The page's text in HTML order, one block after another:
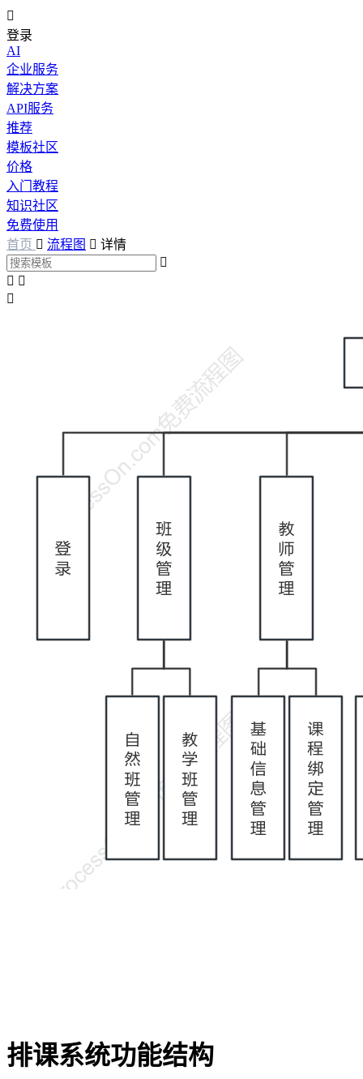

登录
AI
企业服务
解决方案
API服务
推荐
模板社区
价格
入门教程
知识社区
免费使用
首页  流程图  详情

 

排课系统功能结构